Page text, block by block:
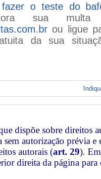
o teste do
sua
ou ligue
da sua
dispõe sobre direitos
autorização prévia e
autorais (art. 29).
direita da página